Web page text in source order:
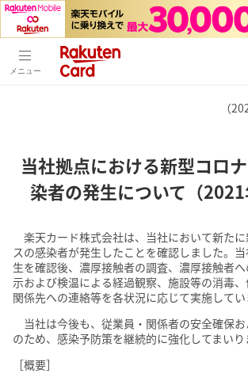
メニュー
（
当社拠点における新型コロ
染者の発生について（2021
楽天カード株式会社は、当社において新た
スの感染者が発生したことを確認しました。
生を確認後、濃厚接触者の調査、濃厚接触者
示および検温による経過観察、施設等の消毒、
関係先への連絡等を各状況に応じて実施してい
当社は今後も、従業員・関係者の安全確保
のため、感染予防策を継続的に強化してまいり
［概要］